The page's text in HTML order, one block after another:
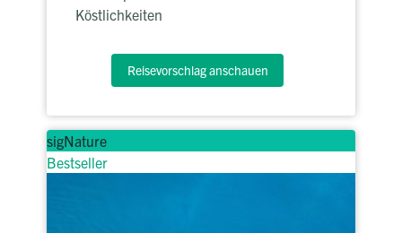
Köstlichkeiten
Reisevorschlag anschauen
sigNature
Bestseller